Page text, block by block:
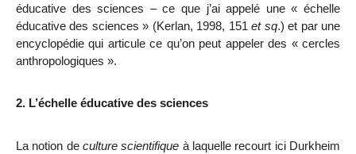
éducative des sciences – ce que j’ai appelé une « échelle
éducative des sciences » (Kerlan, 1998, 151et sq.) et par une
encyclopédie qui articule ce qu’on peut appeler des « cercles
anthropologiques ».
2. L’échelle éducative des sciences
La notion de culture scientifique à laquelle recourt ici Durkheim